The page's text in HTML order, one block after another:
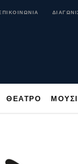
ΘΕΑΤΡΟ
ΘΕΑΤΡΟ